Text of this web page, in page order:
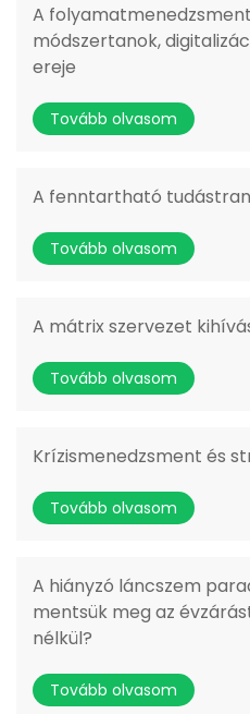
A
módszertanok,
ereje
Tovább olvasom
A fenntartható
Tovább olvasom
A mátrix szervezet
Tovább olvasom
Krízismenedzsment és
Tovább olvasom
A hiányzó láncszem
mentsük meg az
nélkül?
Tovább olvasom